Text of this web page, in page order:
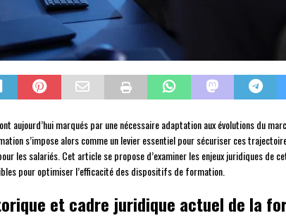
aujourd’hui marqués par une nécessaire adaptation aux évolutions du
s’impose alors comme un levier essentiel pour sécuriser ces
les salariés. Cet article se propose d’examiner les enjeux juridiques de
pour optimiser l’efficacité des dispositifs de formation.
et cadre juridique actuel de la